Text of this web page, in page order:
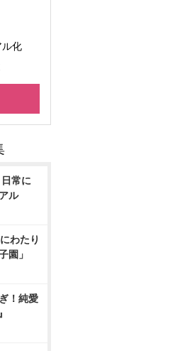
ル化
常に
ル
わたり
園」
！純愛